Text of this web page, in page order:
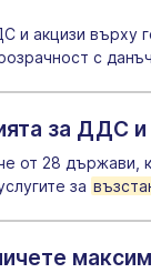
и акцизи върху
с
за ДДС и
от 28 държави,
за